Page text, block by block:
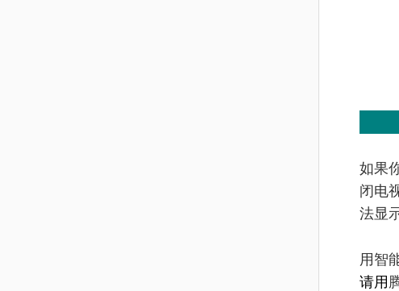
如果
闭电
法显
用智
请用